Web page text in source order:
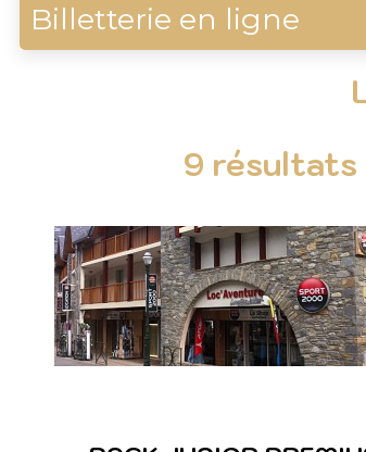
Billetterie en ligne
9 résultats